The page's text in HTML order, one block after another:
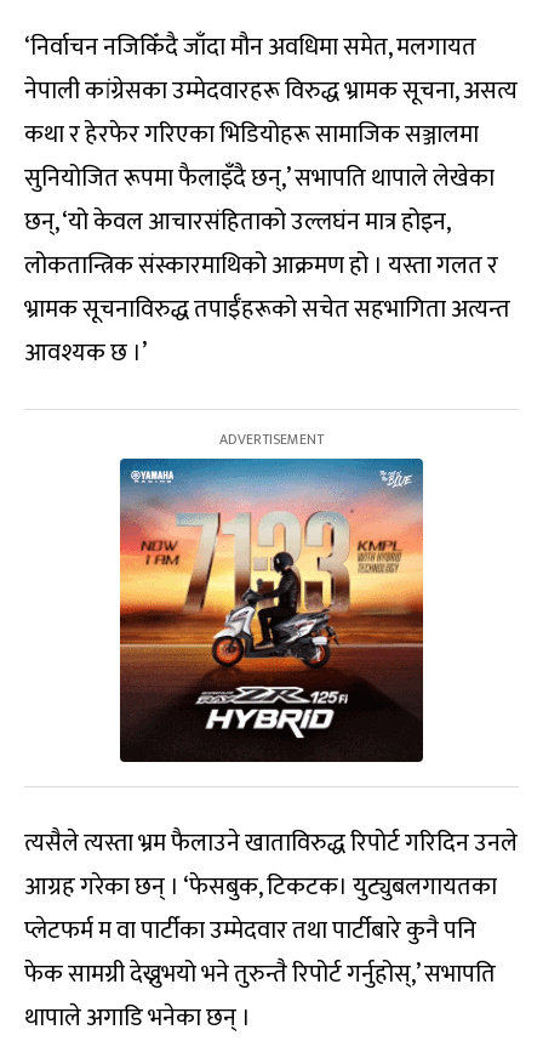
‘निर्वाचन नजिकिँदै जाँदा मौन अवधिमा समेत, मलगायत
नेपाली कांग्रेसका उम्मेदवारहरू विरुद्ध भ्रामक सूचना, असत्य
कथा र हेरफेर गरिएका भिडियोहरू सामाजिक सञ्जालमा
सुनियोजित रूपमा फैलाइँदै छन्,’ सभापति थापाले लेखेका
छन्, ‘यो केवल आचारसंहिताको उल्लघंन मात्र होइन,
लोकतान्त्रिक संस्कारमाथिको आक्रमण हो । यस्ता गलत र
भ्रामक सूचनाविरुद्ध तपाईँहरूको सचेत सहभागिता अत्यन्त
आवश्यक छ ।’
त्यसैले त्यस्ता भ्रम फैलाउने खाताविरुद्ध रिपोर्ट गरिदिन उनले
आग्रह गरेका छन् । ‘फेसबुक, टिकटक। युट्युबलगायतका
प्लेटफर्म म वा पार्टीका उम्मेदवार तथा पार्टीबारे कुनै पनि
फेक सामग्री देख्नुभयो भने तुरुन्तै रिपोर्ट गर्नुहोस्,’ सभापति
थापाले अगाडि भनेका छन् ।